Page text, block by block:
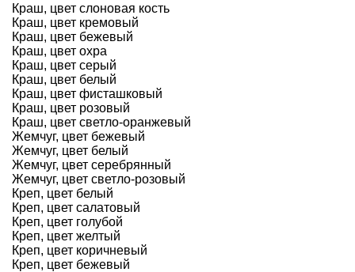
Краш, цвет слоновая кость
Краш, цвет кремовый
Краш, цвет бежевый
Краш, цвет охра
Краш, цвет серый
Краш, цвет белый
Краш, цвет фисташковый
Краш, цвет розовый
Краш, цвет светло-оранжевый
Жемчуг, цвет бежевый
Жемчуг, цвет белый
Жемчуг, цвет серебрянный
Жемчуг, цвет светло-розовый
Креп, цвет белый
Креп, цвет салатовый
Креп, цвет голубой
Креп, цвет желтый
Креп, цвет коричневый
Креп, цвет бежевый